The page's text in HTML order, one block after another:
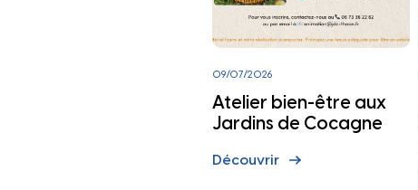
09/07/2026
Atelier bien-être aux
Jardins de Cocagne
Découvrir